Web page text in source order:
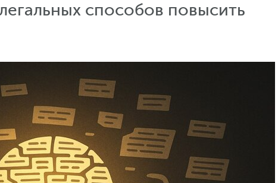
способов повысить